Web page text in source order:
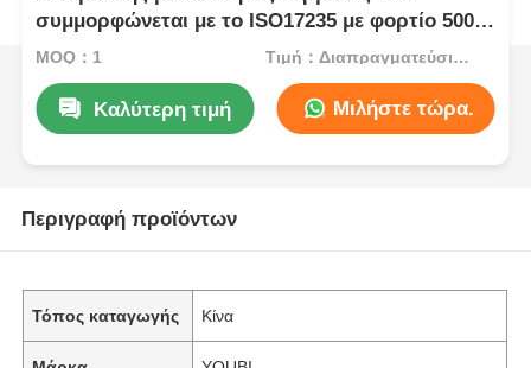
συμμορφώνεται με το ISO17235 με φορτίο 500g
για μη καταστροφική ανίχνευση της αίσθησης
MOQ：1 Τιμή：Διαπραγματεύσιμος
Καλύτερη τιμή Μιλήστε τώρα.
Περιγραφή προϊόντων
Τόπος καταγωγής Κίνα